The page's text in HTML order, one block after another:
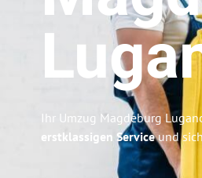
Ihr Umzug Magdeburg
erstklassigen Serviceund